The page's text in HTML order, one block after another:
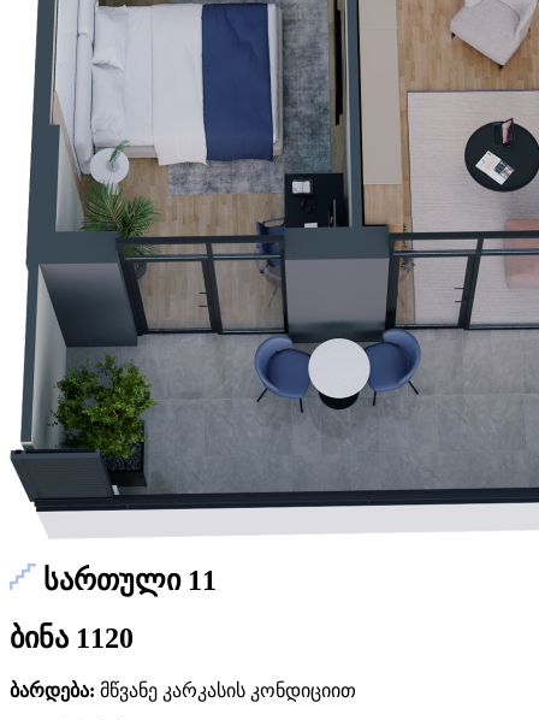
სართული 11
ბინა 1120
ბარდება: მწვანე კარკასის კონდიციით